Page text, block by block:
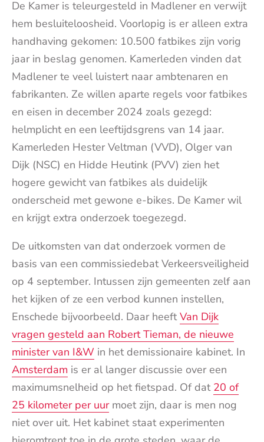
De Kamer is teleurgesteld in Madlener en verwijt
hem besluiteloosheid. Voorlopig is er alleen extra
handhaving gekomen: 10.500 fatbikes zijn vorig
jaar in beslag genomen. Kamerleden vinden dat
Madlener te veel luistert naar ambtenaren en
fabrikanten. Ze willen aparte regels voor fatbikes
en eisen in december 2024 zoals gezegd:
helmplicht en een leeftijdsgrens van 14 jaar.
Kamerleden Hester Veltman (VVD), Olger van
Dijk (NSC) en Hidde Heutink (PVV) zien het
hogere gewicht van fatbikes als duidelijk
onderscheid met gewone e-bikes. De Kamer wil
en krijgt extra onderzoek toegezegd.
De uitkomsten van dat onderzoek vormen de
basis van een commissiedebat Verkeersveiligheid
op 4 september. Intussen zijn gemeenten zelf aan
het kijken of ze een verbod kunnen instellen,
Enschede bijvoorbeeld. Daar heeftVan Dijk
vragen gesteld aan Robert Tieman, de nieuwe
minister van I&W in het demissionaire kabinet. In
Amsterdam is er al langer discussie over een
maximumsnelheid op het fietspad. Of dat 20 of
25 kilometer per uurmoet zijn, daar is men nog
niet over uit. Het kabinet staat experimenten